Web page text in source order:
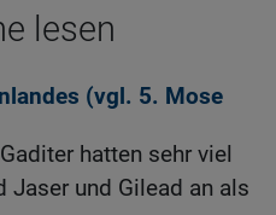
lesen
(vgl. 5. Mose
hatten sehr viel
Jaser und Gilead an als